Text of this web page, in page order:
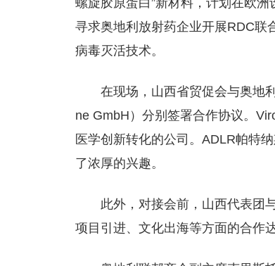
螺旋胶原蛋白”新材料，计划在欧
寻求奥地利放射药企业开展RDC联
病毒灭活技术。
在现场，山西省贸促会与奥地
ne GmbH）分别签署合作协议。
医学创新转化的公司。ADLR帕特
了浓厚的兴趣。
此外，对接会前，山西代表团
项目引进、文化出海等方面的合作